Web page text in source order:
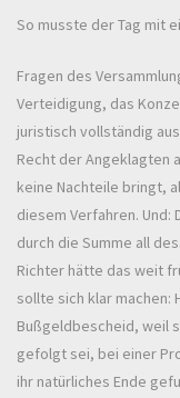
So musste der Tag mit
Fragen des
Verteidigung, das
juristisch vollständig
Recht der Angeklagten
keine Nachteile bringt,
diesem Verfahren. Und:
durch die Summe all
Richter hätte das weit
sollte sich klar machen:
Bußgeldbescheid, weil
gefolgt sei, bei einer
ihr natürliches Ende